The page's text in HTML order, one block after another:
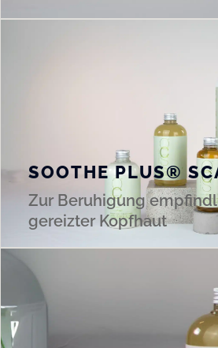
SOOTHE PLUS®
Zur Beruhigung
gereizter Kopfhaut